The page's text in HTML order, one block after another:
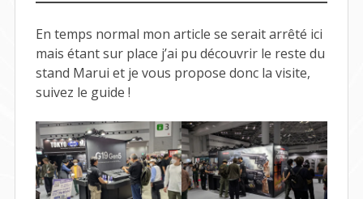
En temps normal mon article se serait arrêté ici
mais étant sur place j’ai pu découvrir le reste du
stand Marui et je vous propose donc la visite,
suivez le guide !